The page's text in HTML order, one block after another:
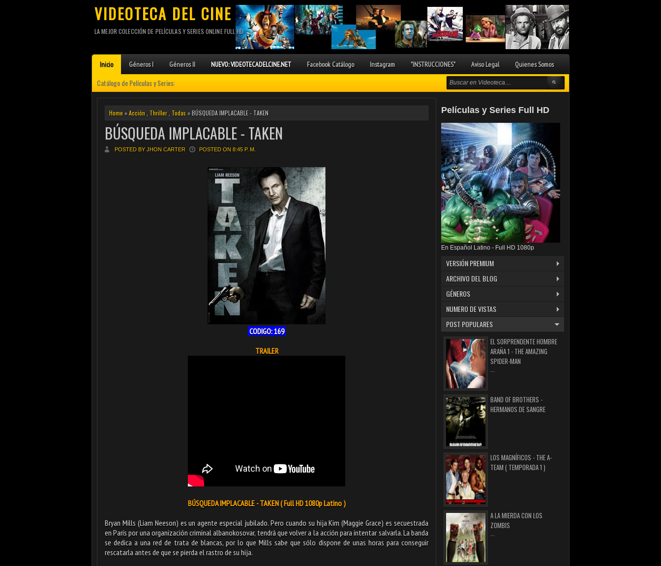
VIDEOTECA DEL CINE
LA MEJOR COLECCIÓN DE PELÍCULAS Y SERIES ONLINE FULL HD
Inicio Géneros I Géneros II NUEVO: VIDEOTECADELCINE.NET Facebook Catálogo Instagram "INSTRUCCIONES" Aviso Legal Quienes Somos
Catálogo de Películas y Series:
Home »Acción Thriller Todas » BÚSQUEDA IMPLACABLE - TAKEN
BÚSQUEDA IMPLACABLE - TAKEN
POSTED BY JHON CARTER POSTED ON 8:45 P. M.
CODIGO: 169
TRAILER
BÚSQUEDA IMPLACABLE - TAKEN ( Full HD 1080p Latino )
Bryan Mills (Liam Neeson) es un agente especial jubilado. Pero cuando su hija Kim (Maggie Grace) es secuestrada
en París por una organización criminal albanokosovar, tendrá que volver a la acción para intentar salvarla. La banda
se dedica a una red de trata de blancas, por lo que Mills sabe que sólo dispone de unas horas para conseguir
rescatarla antes de que se pierda el rastro de su hija.
Películas y Series Full HD
En Español Latino - Full HD 1080p
VERSIÓN PREMIUM
ARCHIVO DEL BLOG
GÉNEROS
NUMERO DE VISTAS
POST POPULARES
EL SORPRENDENTE HOMBRE
ARAÑA 1 - THE AMAZING
SPIDER-MAN
BAND OF BROTHERS -
HERMANOS DE SANGRE
LOS MAGNÍFICOS - THE A-
TEAM ( TEMPORADA 1 )
A LA MIERDA CON LOS
ZOMBIS